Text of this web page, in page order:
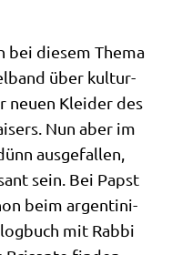
bei die­sem The­ma
über kul­tur­
neu­en Klei­der des
Nun aber im
aus­ge­fal­len,
sein. Bei Papst
beim argen­ti­ni­
mit Rab­bi